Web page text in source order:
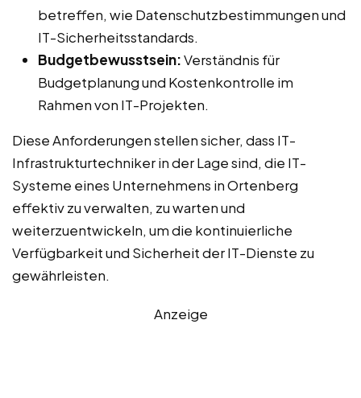
betreffen, wie Datenschutzbestimmungen und
IT-Sicherheitsstandards.
Budgetbewusstsein:Verständnis für
Budgetplanung und Kostenkontrolle im
Rahmen von IT-Projekten.
Diese Anforderungen stellen sicher, dass IT-
Infrastrukturtechniker in der Lage sind, die IT-
Systeme eines Unternehmens in Ortenberg
effektiv zu verwalten, zu warten und
weiterzuentwickeln, um die kontinuierliche
Verfügbarkeit und Sicherheit der IT-Dienste zu
gewährleisten.
Anzeige